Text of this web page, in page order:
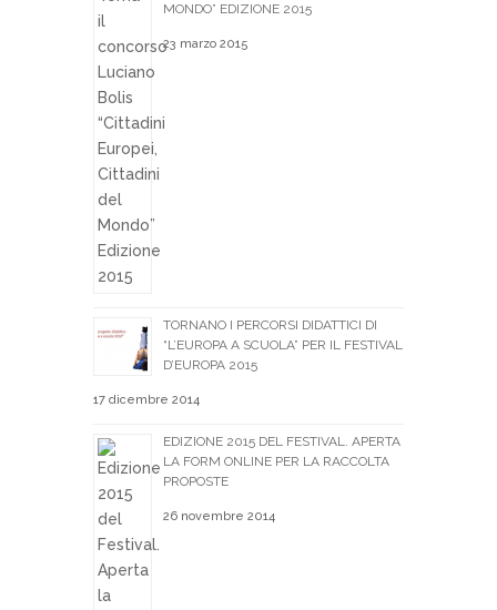
MONDO” EDIZIONE 2015
23 marzo 2015
TORNANO I PERCORSI DIDATTICI DI
“L’EUROPA A SCUOLA” PER IL FESTIVAL
D’EUROPA 2015
17 dicembre 2014
EDIZIONE 2015 DEL FESTIVAL. APERTA
LA FORM ONLINE PER LA RACCOLTA
PROPOSTE
26 novembre 2014